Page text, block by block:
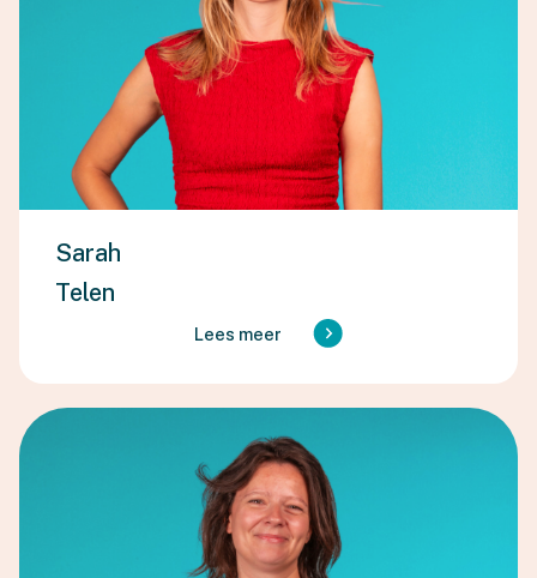
Sarah
Telen
Lees meer